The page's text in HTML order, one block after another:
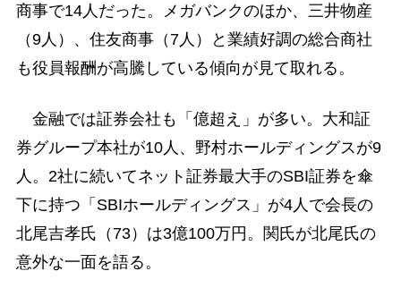
商事で14人だった。メガバンクのほか、三井物産
（9人）、住友商事（7人）と業績好調の総合商社
も役員報酬が高騰している傾向が見て取れる。
金融では証券会社も「億超え」が多い。大和証
券グループ本社が10人、野村ホールディングスが9
人。2社に続いてネット証券最大手のSBI証券を傘
下に持つ「SBIホールディングス」が4人で会長の
北尾吉孝氏（73）は3億100万円。関氏が北尾氏の
意外な一面を語る。